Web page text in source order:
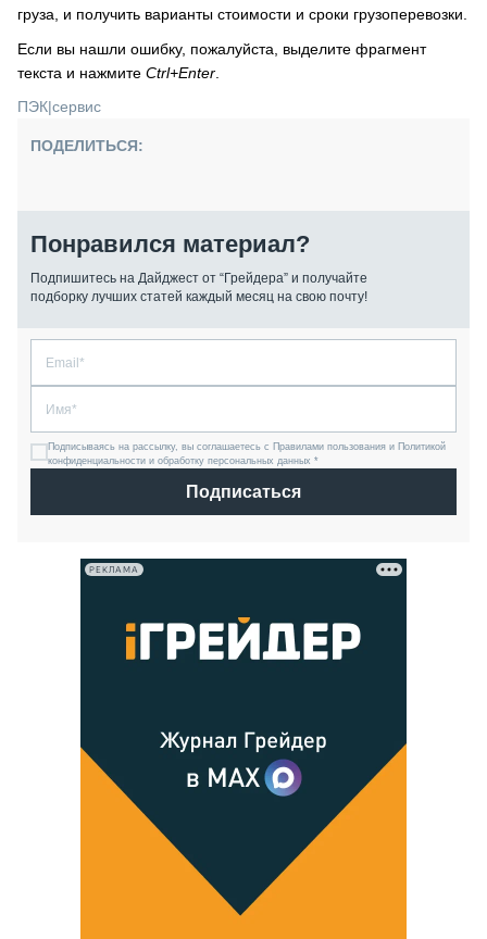
груза, и получить варианты стоимости и сроки грузоперевозки.
Если вы нашли ошибку, пожалуйста, выделите фрагмент
текста и нажмите Ctrl+Enter
ПЭК|сервис
ПОДЕЛИТЬСЯ:
Понравился материал?
Подпишитесь на Дайджест от “Грейдера” и получайте
подборку лучших статей каждый месяц на свою почту!
Подписываясь на рассылку, вы соглашаетесь с Правилами пользования и Политикой
конфиденциальности и обработку персональных данных *
Подписаться
РЕКЛАМА